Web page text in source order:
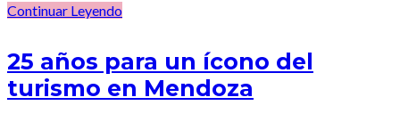
Continuar Leyendo
25 años para un ícono del
turismo en Mendoza